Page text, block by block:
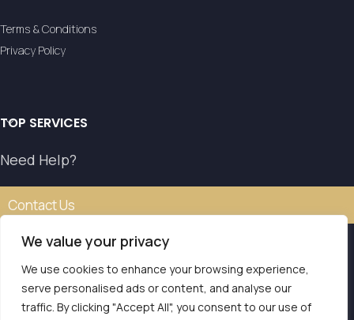
We value your privacy
We use cookies to enhance your browsing experience,
serve personalised ads or content, and analyse our
traffic. By clicking "Accept All", you consent to our use of
Terms & Conditions
Privacy Policy
TOP SERVICES
Need Help?
Contact Us
Our transfer service operates with the authorisation of
the National Tourism Organisation.
E.O.T. MH.TE: 0261E810008786Y1